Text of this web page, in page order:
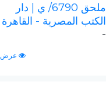
ملحق 6790/ ي
| دار
الكتب المصرية - القاهرة
-
عرض